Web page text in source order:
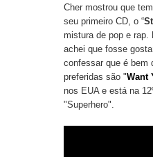
Cher mostrou que
seu primeiro CD, o “
mistura de pop e rap.
achei que fosse
confessar que é bem
preferidas são "Want
nos EUA e está na
"Superhero".